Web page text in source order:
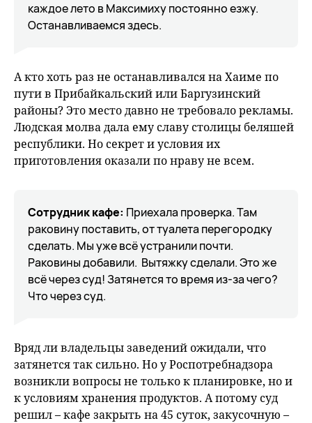
каждое лето в Максимиху постоянно езжу.
Останавливаемся здесь.
А кто хоть раз не останавливался на Хаиме по
пути в Прибайкальский или Баргузинский
районы? Это место давно не требовало рекламы.
Людская молва дала ему славу столицы беляшей
республики. Но секрет и условия их
приготовления оказали по нраву не всем.
Сотрудник кафе: Приехала проверка. Там
раковину поставить, от туалета перегородку
сделать. Мы уже всё устранили почти.
Раковины добавили. Вытяжку сделали. Это же
всё через суд! Затянется то время из-за чего?
Что через суд.
Вряд ли владельцы заведений ожидали, что
затянется так сильно. Но у Роспотребнадзора
возникли вопросы не только к планировке, но и
к условиям хранения продуктов. А потому суд
решил – кафе закрыть на 45 суток, закусочную –